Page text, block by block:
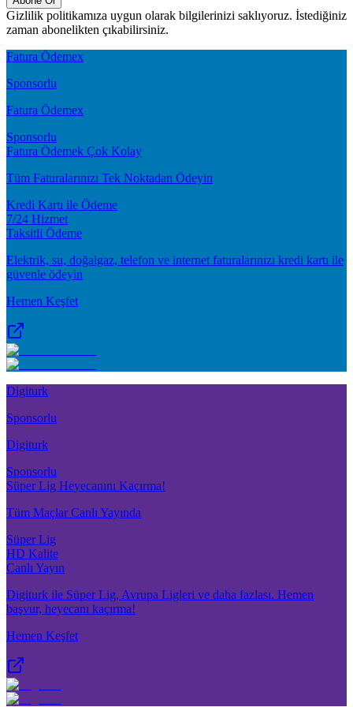
Gizlilik politikamıza uygun olarak bilgilerinizi saklıyoruz. İstediğiniz
zaman abonelikten çıkabilirsiniz.
Fatura Ödemex
Sponsorlu
Fatura Ödemex
Sponsorlu
Fatura Ödemek Çok Kolay
Tüm Faturalarınızı Tek Noktadan Ödeyin
Kredi Kartı ile Ödeme
7/24 Hizmet
Taksitli Ödeme
Elektrik, su, doğalgaz, telefon ve internet faturalarınızı kredi kartı ile
güvenle ödeyin
Hemen Keşfet
Digiturk
Sponsorlu
Digiturk
Sponsorlu
Süper Lig Heyecanını Kaçırma!
Tüm Maçlar Canlı Yayında
Süper Lig
HD Kalite
Canlı Yayın
Digiturk ile Süper Lig, Avrupa Ligleri ve daha fazlası. Hemen
başvur, heyecanı kaçırma!
Hemen Keşfet